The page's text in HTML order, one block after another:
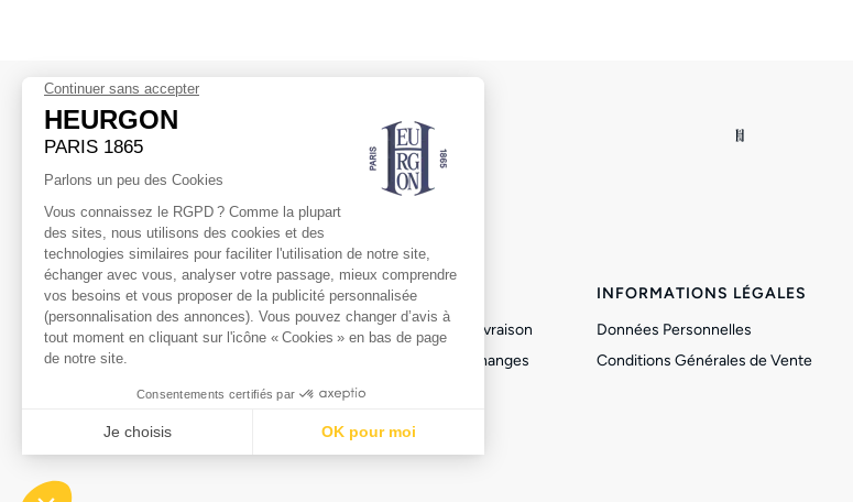
NEWSLETTER
Abonnez-vous
HEURGON
La Maison
AIDE
Transport & Livraison
Retours & Échanges
INFORMATIONS LÉGALES
Données Personnelles
Conditions Générales de Vente